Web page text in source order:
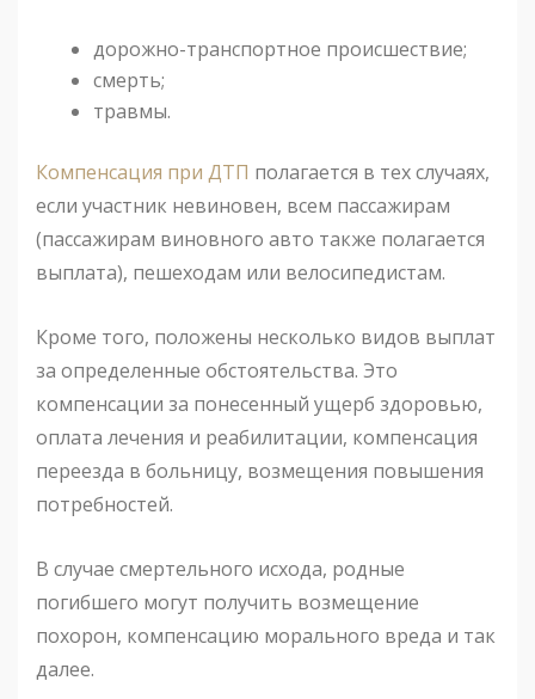
дорожно-транспортное происшествие;
смерть;
травмы.
Компенсация при ДТП полагается в тех случаях,
если участник невиновен, всем пассажирам
(пассажирам виновного авто также полагается
выплата), пешеходам или велосипедистам.
Кроме того, положены несколько видов выплат
за определенные обстоятельства. Это
компенсации за понесенный ущерб здоровью,
оплата лечения и реабилитации, компенсация
переезда в больницу, возмещения повышения
потребностей.
В случае смертельного исхода, родные
погибшего могут получить возмещение
похорон, компенсацию морального вреда и так
далее.